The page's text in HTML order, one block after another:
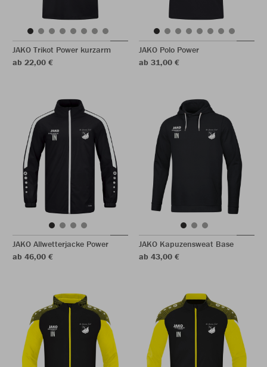
JAKO Trikot Power kurzarm
ab 22,00 €
JAKO Polo Power
ab 31,00 €
JAKO Allwetterjacke Power
ab 46,00 €
JAKO Kapuzensweat Base
ab 43,00 €